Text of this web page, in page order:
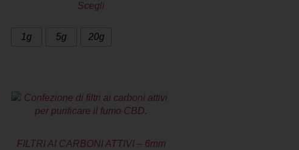
Scegli
1g 5g 20g
FILTRI AI CARBONI ATTIVI – 6mm